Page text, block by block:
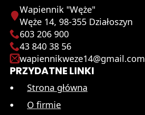
Wapiennik "Węże"
Węże 14, 98-355 Działoszyn
603 206 900
43 840 38 56
wapiennikweze14@gmail.com
PRZYDATNE LINKI
Strona główna
O firmie